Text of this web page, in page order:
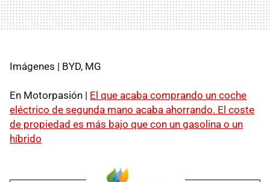
Imágenes | BYD, MG
En Motorpasión | El que acaba comprando un coche
eléctrico de segunda mano acaba ahorrando. El coste
de propiedad es más bajo que con un gasolina o un
híbrido